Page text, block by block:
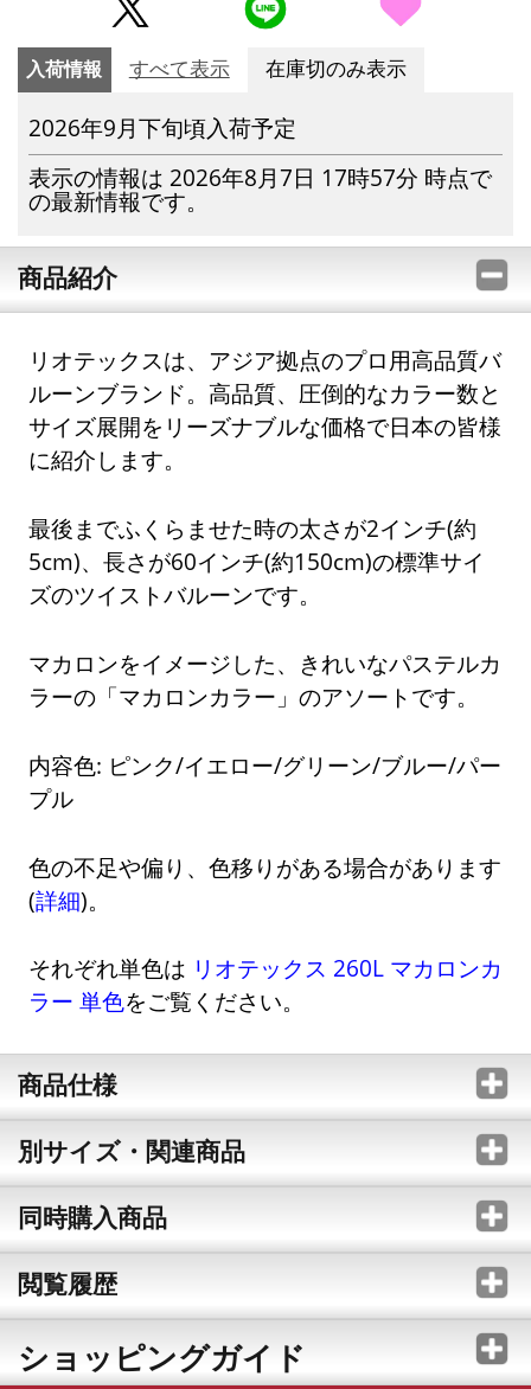
入荷情報 すべて表示 在庫切のみ表示
2026年9月下旬頃入荷予定
表示の情報は 2026年8月7日 17時57分 時点で
の最新情報です。
商品紹介
リオテックスは、アジア拠点のプロ用高品質バ
ルーンブランド。高品質、圧倒的なカラー数と
サイズ展開をリーズナブルな価格で日本の皆様
に紹介します。
最後までふくらませた時の太さが2インチ(約
5cm)、長さが60インチ(約150cm)の標準サイ
ズのツイストバルーンです。
マカロンをイメージした、きれいなパステルカ
ラーの「マカロンカラー」のアソートです。
内容色: ピンク/イエロー/グリーン/ブルー/パー
プル
色の不足や偏り、色移りがある場合があります
(詳細)。
それぞれ単色は リオテックス 260L マカロンカ
ラー 単色をご覧ください。
商品仕様
別サイズ・関連商品
同時購入商品
閲覧履歴
ショッピングガイド